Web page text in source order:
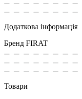
Додаткова інформація
Бренд FIRAT
Товари